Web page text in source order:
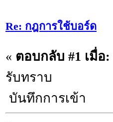
Re: กฎการใช้บอร์ด
« ตอบกลับ #1 เมื่อ:
รับทราบ
บันทึกการเข้า